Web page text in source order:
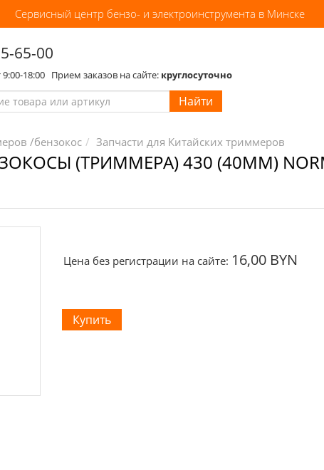
Сервисный центр бензо- и электроинструмента в Минске
65-00
18:00 Прием заказов на сайте: круглосуточно
Найти
/бензокос Запчасти для Китайских триммеров
(ТРИММЕРА) 430 (40ММ)
Цена без регистрации на сайте: 16,00 BYN